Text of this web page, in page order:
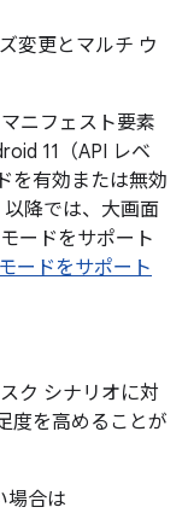
変更とマルチ ウ
マニフェスト要素
11（API レベ
を有効または無効
以降では、大画面
ードをサポート
ードをサポート
ク シナリオに対
度を高めることが
場合は